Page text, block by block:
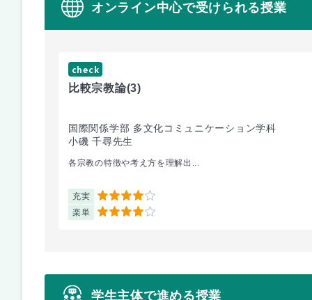
オンライン中心で受けられる授業
check
比較宗教論(3)
国際関係学部 多文化コミュニケーション学科
小磯 千尋先生
各宗教の特徴や考え方を理解出...
充実 4
楽単 4
学生主体で進める授業